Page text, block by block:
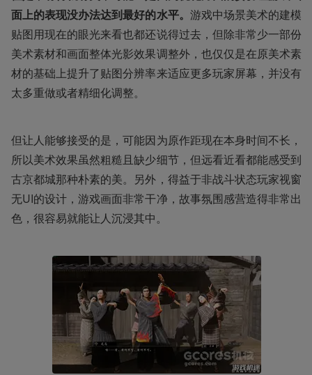
面上的表现没办法达到最好的水平。 游戏中场景美术的建模
贴图用现在的眼光来看也都还说得过去，但除非常少一部份
美术素材和画面整体光影效果调整外，也仅仅是在原美术素
材的基础上提升了贴图分辨率来适应更多玩家屏幕，并没有
太多重做或者精细化调整。
但让人能够接受的是，可能因为原作距现在本身时间不长，
所以美术效果虽然粗糙且缺少细节，但远看近看都能感受到
古京都城那种朴素的美。另外，得益于非战斗状态玩家视窗
无UI的设计，游戏画面非常干净，故事氛围感营造得非常出
色，很容易就能让人沉浸其中。